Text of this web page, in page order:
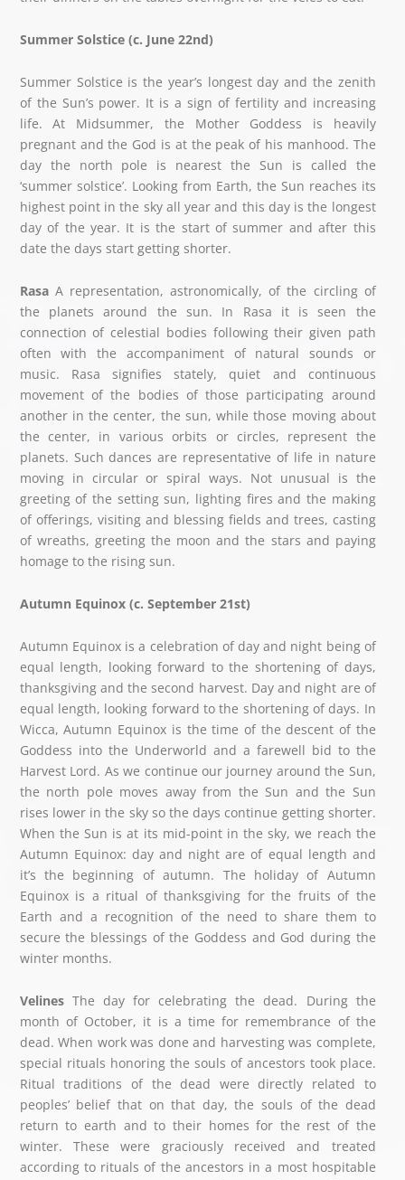
Summer Solstice (c. June 22nd)
Summer Solstice is the year’s longest day and the zenith
of the Sun’s power. It is a sign of fertility and increasing
life. At Midsummer, the Mother Goddess is heavily
pregnant and the God is at the peak of his manhood. The
day the north pole is nearest the Sun is called the
‘summer solstice’. Looking from Earth, the Sun reaches its
highest point in the sky all year and this day is the longest
day of the year. It is the start of summer and after this
date the days start getting shorter.
Rasa A representation, astronomically, of the circling of
the planets around the sun. In Rasa it is seen the
connection of celestial bodies following their given path
often with the accompaniment of natural sounds or
music. Rasa signifies stately, quiet and continuous
movement of the bodies of those participating around
another in the center, the sun, while those moving about
the center, in various orbits or circles, represent the
planets. Such dances are representative of life in nature
moving in circular or spiral ways. Not unusual is the
greeting of the setting sun, lighting fires and the making
of offerings, visiting and blessing fields and trees, casting
of wreaths, greeting the moon and the stars and paying
homage to the rising sun.
Autumn Equinox (c. September 21st)
Autumn Equinox is a celebration of day and night being of
equal length, looking forward to the shortening of days,
thanksgiving and the second harvest. Day and night are of
equal length, looking forward to the shortening of days. In
Wicca, Autumn Equinox is the time of the descent of the
Goddess into the Underworld and a farewell bid to the
Harvest Lord. As we continue our journey around the Sun,
the north pole moves away from the Sun and the Sun
rises lower in the sky so the days continue getting shorter.
When the Sun is at its mid-point in the sky, we reach the
Autumn Equinox: day and night are of equal length and
it’s the beginning of autumn. The holiday of Autumn
Equinox is a ritual of thanksgiving for the fruits of the
Earth and a recognition of the need to share them to
secure the blessings of the Goddess and God during the
winter months.
VelinesThe day for celebrating the dead. During the
month of October, it is a time for remembrance of the
dead. When work was done and harvesting was complete,
special rituals honoring the souls of ancestors took place.
Ritual traditions of the dead were directly related to
peoples’ belief that on that day, the souls of the dead
return to earth and to their homes for the rest of the
winter. These were graciously received and treated
according to rituals of the ancestors in a most hospitable